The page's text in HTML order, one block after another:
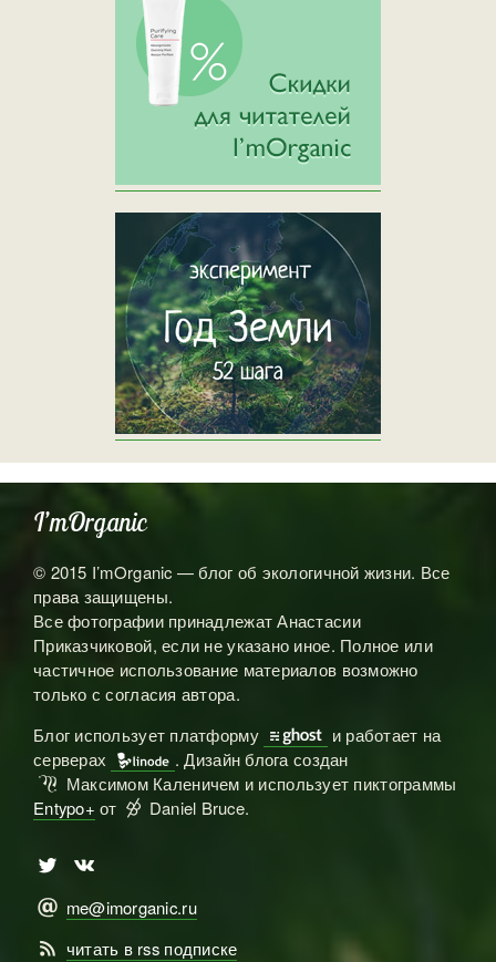
I’mOrganic
© 2015 I’mOrganic — блог об экологичной жизни. Все
права защищены.
Все фотографии принадлежат Анастасии
Приказчиковой, если не указано иное. Полное или
частичное использование материалов возможно
только с согласия автора.
Блог использует платформу  и работает на
серверах
 . Дизайн блога создан
ℳ Максимом Каленичем и использует пиктограммы
Entypo+ от  Daniel Bruce.
🅃 🅅
@ me@imorganic.ru
 читать в rss подписке